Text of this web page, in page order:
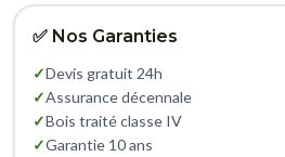
✅ Nos Garanties
✓Devis gratuit 24h
✓Assurance décennale
✓Bois traité classe IV
✓Garantie 10 ans